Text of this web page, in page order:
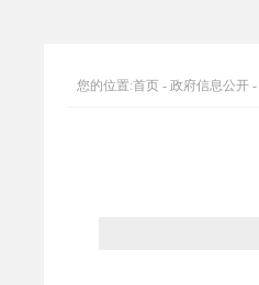
您的位置:首页 - 政府信息公开 -